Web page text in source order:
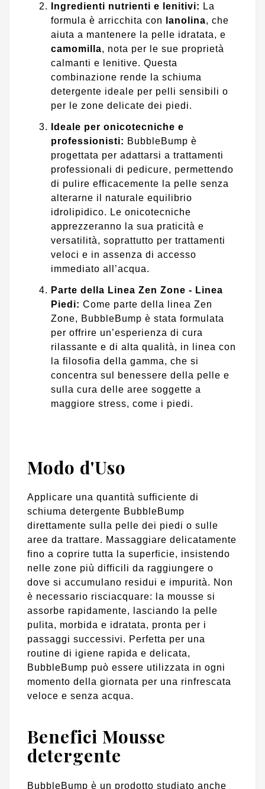
Ingredienti nutrienti e lenitivi: La
formula è arricchita con
lanolina, che
aiuta a mantenere la pelle idratata, e
camomilla, nota per le sue proprietà
calmanti e lenitive. Questa
combinazione rende la schiuma
detergente ideale per pelli sensibili o
per le zone delicate dei piedi.
Ideale per onicotecniche e
professionisti: BubbleBump è
progettata per adattarsi a trattamenti
professionali di pedicure, permettendo
di pulire efficacemente la pelle senza
alterarne il naturale equilibrio
idrolipidico. Le onicotecniche
apprezzeranno la sua praticità e
versatilità, soprattutto per trattamenti
veloci e in assenza di accesso
immediato all’acqua.
Parte della Linea Zen Zone - Linea
Piedi: Come parte della linea Zen
Zone, BubbleBump è stata formulata
per offrire un’esperienza di cura
rilassante e di alta qualità, in linea con
la filosofia della gamma, che si
concentra sul benessere della pelle e
sulla cura delle aree soggette a
maggiore stress, come i piedi.
Modo d'Uso
Applicare una quantità sufficiente di
schiuma detergente BubbleBump
direttamente sulla pelle dei piedi o sulle
aree da trattare. Massaggiare delicatamente
fino a coprire tutta la superficie, insistendo
nelle zone più difficili da raggiungere o
dove si accumulano residui e impurità. Non
è necessario risciacquare: la mousse si
assorbe rapidamente, lasciando la pelle
pulita, morbida e idratata, pronta per i
passaggi successivi. Perfetta per una
routine di igiene rapida e delicata,
BubbleBump può essere utilizzata in ogni
momento della giornata per una rinfrescata
veloce e senza acqua.
Benefici Mousse
detergente
BubbleBump è un prodotto studiato anche